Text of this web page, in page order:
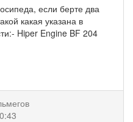
если берте два
какая указана в
Hiper Engine BF 204